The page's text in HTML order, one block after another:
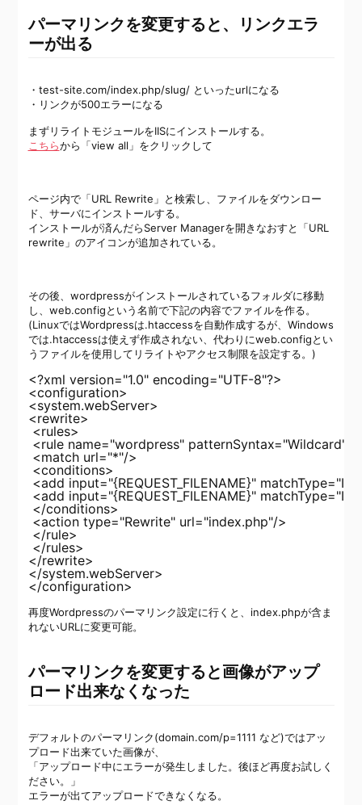
パーマリンクを変更すると、リンクエラ
ーが出る
・test-site.com/index.php/slug/ といったurlになる
・リンクが500エラーになる
まずリライトモジュールをIISにインストールする。
こちらから「view all」をクリックして
ページ内で「URL Rewrite」と検索し、ファイルをダウンロー
ド、サーバにインストールする。
インストールが済んだらServer Managerを開きなおすと「URL
rewrite」のアイコンが追加されている。
その後、wordpressがインストールされているフォルダに移動
し、web.configという名前で下記の内容でファイルを作る。
(LinuxではWordpressは.htaccessを自動作成するが、Windows
では.htaccessは使えず作成されない、代わりにweb.configとい
うファイルを使用してリライトやアクセス制限を設定する。)
<?xml version="1.0" encoding="UTF-8"?>
<configuration>
<system.webServer>
<rewrite>
<rules>
<rule name="wordpress" patternSyntax="Wildcard">
<match url="*"/>
<conditions>
<add input="{REQUEST_FILENAME}"
<add input="{REQUEST_FILENAME}"
</conditions>
<action type="Rewrite" url="index.php"/>
</rule>
</rules>
</rewrite>
</system.webServer>
再度Wordpressのパーマリンク設定に行くと、index.phpが含ま
れないURLに変更可能。
パーマリンクを変更すると画像がアップ
ロード出来なくなった
デフォルトのパーマリンク(domain.com/p=1111 など)ではアッ
プロード出来ていた画像が、
「アップロード中にエラーが発生しました。後ほど再度お試しく
ださい。」
エラーが出てアップロードできなくなる。